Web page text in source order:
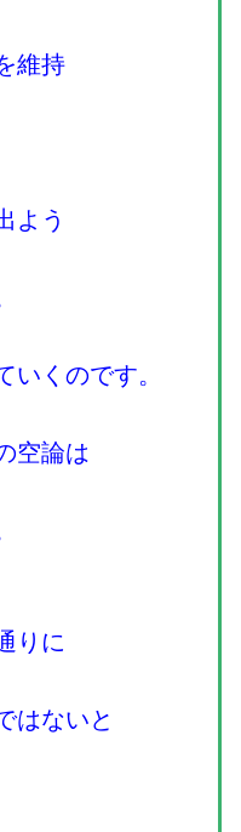
維持
よう
いくのです。
空論は
りに
はないと